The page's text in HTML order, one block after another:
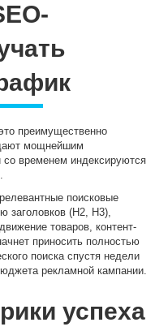
преимущественно
мощнейшим
со временем индексируются
поисковые
заголовков (H2, H3),
товаров, контент-
приносить полностью
поиска спустя недели
рекламной кампании.
успеха